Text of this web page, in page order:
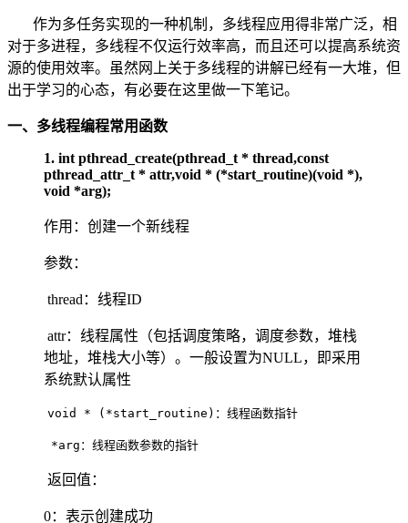
作为多任务实现的一种机制，多线程应用得非常广泛，相
对于多进程，多线程不仅运行效率高，而且还可以提高系统资
源的使用效率。虽然网上关于多线程的讲解已经有一大堆，但
出于学习的心态，有必要在这里做一下笔记。
一、多线程编程常用函数
1. int pthread_create(pthread_t * thread,const
pthread_attr_t * attr,void * (*start_routine)(void *),
void *arg);
作用：创建一个新线程
参数：
thread：线程ID
attr：线程属性（包括调度策略，调度参数，堆栈
地址，堆栈大小等）。一般设置为NULL，即采用
系统默认属性
void * (*start_routine)：线程函数指针
*arg：线程函数参数的指针
返回值：
0：表示创建成功